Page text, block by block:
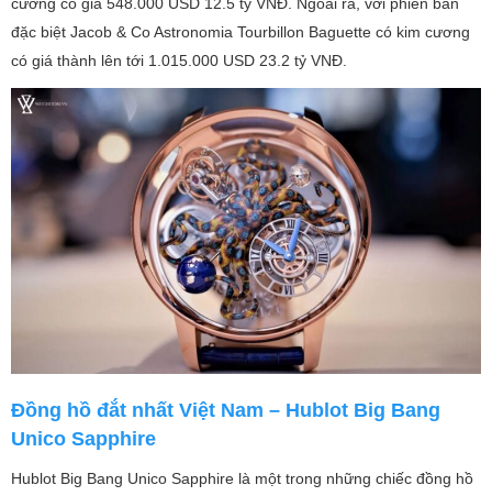
đặc biệt Jacob & Co Astronomia Tourbillon Baguette có kim cương
có giá thành lên tới 1.015.000 USD 23.2 tỷ VNĐ.
Đồng hồ đắt nhất Việt Nam – Hublot Big Bang
Unico Sapphire
Hublot Big Bang Unico Sapphire là một trong những chiếc đồng hồ